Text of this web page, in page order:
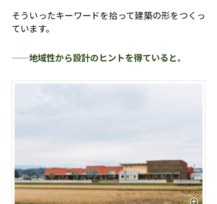
そういったキーワードを拾って建築の形をつくっ
ています。
地域性から設計のヒントを得ていると。